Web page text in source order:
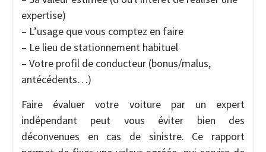
expertise)
– L’usage que vous comptez en faire
– Le lieu de stationnement habituel
– Votre profil de conducteur (bonus/malus,
antécédents…)
Faire évaluer votre voiture par un expert
indépendant peut vous éviter bien des
déconvenues en cas de sinistre. Ce rapport